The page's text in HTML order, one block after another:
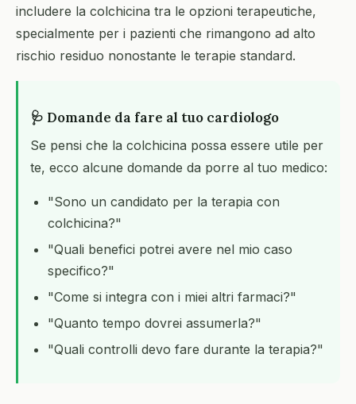
includere la colchicina tra le opzioni terapeutiche,
specialmente per i pazienti che rimangono ad alto
rischio residuo nonostante le terapie standard.
🩺 Domande da fare al tuo cardiologo
Se pensi che la colchicina possa essere utile per
te, ecco alcune domande da porre al tuo medico:
"Sono un candidato per la terapia con
colchicina?"
"Quali benefici potrei avere nel mio caso
specifico?"
"Come si integra con i miei altri farmaci?"
"Quanto tempo dovrei assumerla?"
"Quali controlli devo fare durante la terapia?"